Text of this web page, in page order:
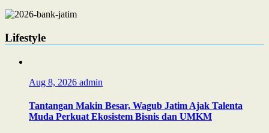
Lifestyle
Aug 8, 2026 admin
Tantangan Makin Besar, Wagub Jatim Ajak Talenta
Muda Perkuat Ekosistem Bisnis dan UMKM